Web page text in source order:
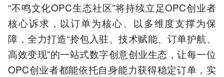
“不鸣文化OPC生态社区”将持续立足OPC创业者
核心诉求，以订单为核心、以多维度支撑为保
障，全力打造“拎包入驻、技术赋能、订单护航、
高效变现”的一站式数字创意创业生态，让每一位
OPC创业者都能依托自身能力获得稳定订单，实